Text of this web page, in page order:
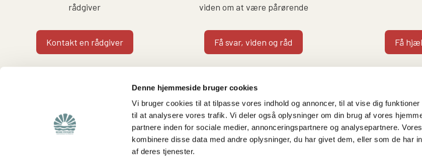
Denne hjemmeside bruger cookies
Vi bruger cookies til at tilpasse vores indhold og annoncer, til at vise dig
til at analysere vores trafik. Vi deler også oplysninger om din brug af vores
partnere inden for sociale medier, annonceringspartnere og analysepartnere.
kombinere disse data med andre oplysninger, du har givet dem, eller som de har
af deres tjenester.
rådgiver
Kontakt en rådgiver
viden om at være pårørende
Få svar, viden og råd Få
Støt os
Støt foreningen
Følg os på
Kontakt